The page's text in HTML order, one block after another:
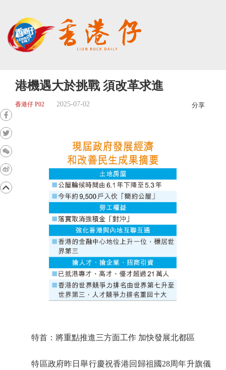
港機遇大於挑戰 須改革求進
香港仔 P02 2025-07-02 分享
特首：將重點推進三方面工作 加快發展北都區
特區政府昨日舉行慶祝香港回歸祖國28周年升旗儀